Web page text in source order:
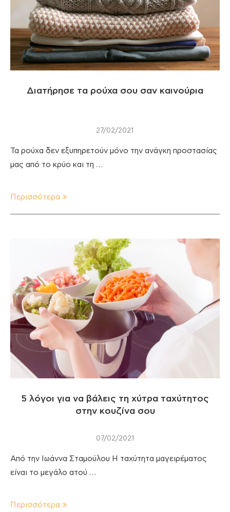
Διατήρησε τα ρούχα σου σαν καινούρια
27/02/2021
Τα ρούχα δεν εξυπηρετούν μόνο την ανάγκη προστασίας
μας από το κρύο και τη …
Περισσότερα
5 λόγοι για να βάλεις τη χύτρα ταχύτητος
στην κουζίνα σου
07/02/2021
Από την Ιωάννα Σταμούλου Η ταχύτητα μαγειρέματος
είναι το μεγάλο ατού …
Περισσότερα